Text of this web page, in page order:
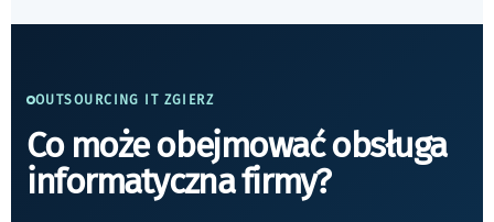
OUTSOURCING IT ZGIERZ
Co może obejmować obsługa
informatyczna firmy?